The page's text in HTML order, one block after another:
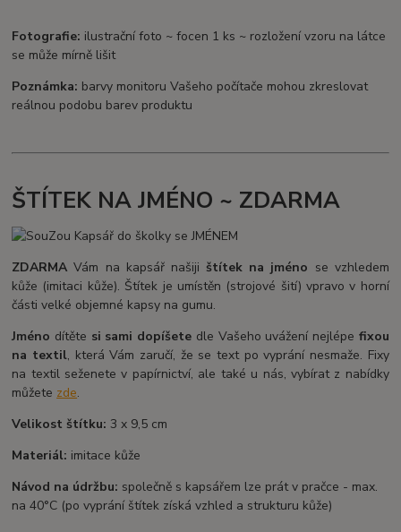
Fotografie: ilustrační foto ~ focen 1 ks ~ rozložení vzoru na látce
se může mírně lišit
Poznámka: barvy monitoru Vašeho počítače mohou zkreslovat
reálnou podobu barev produktu
ŠTÍTEK NA JMÉNO ~ ZDARMA
ZDARMAVám na kapsář našiji štítek na jméno se vzhledem
kůže (imitaci kůže). Štítek je umístěn (strojové šití) vpravo v horní
části velké objemné kapsy na gumu.
Jméno dítěte si sami dopíšete dle Vašeho uvážení nejlépe fixou
na textil, která Vám zaručí, že se text po vyprání nesmaže. Fixy
na textil seženete v papírnictví, ale také u nás, vybírat z nabídky
můžete zde.
Velikost štítku:3 x 9,5 cm
Materiál: imitace kůže
Návod na údržbu: společně s kapsářem lze prát v pračce - max.
na 40°C (po vyprání štítek získá vzhled a strukturu kůže)